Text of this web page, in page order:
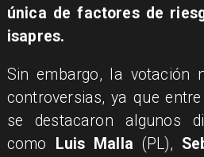
única de factores de
isapres.
Sin embargo, la votación
controversias, ya que
se destacaron algunos
como Luis Malla (PL),